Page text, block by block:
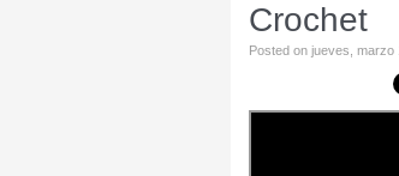
Crochet
Posted on jueves, marzo